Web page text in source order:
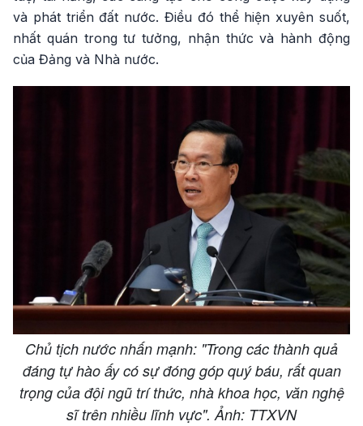
và phát triển đất nước. Điều đó thể hiện xuyên suốt,
nhất quán trong tư tưởng, nhận thức và hành động
của Đảng và Nhà nước.
Chủ tịch nước nhấn mạnh: "Trong các thành quả
đáng tự hào ấy có sự đóng góp quý báu, rất quan
trọng của đội ngũ trí thức, nhà khoa học, văn nghệ
sĩ trên nhiều lĩnh vực". Ảnh: TTXVN